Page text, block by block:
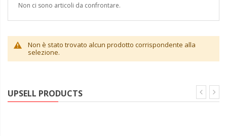
Non ci sono articoli da confrontare.
Non è stato trovato alcun prodotto corrispondente alla
selezione.
UPSELL PRODUCTS